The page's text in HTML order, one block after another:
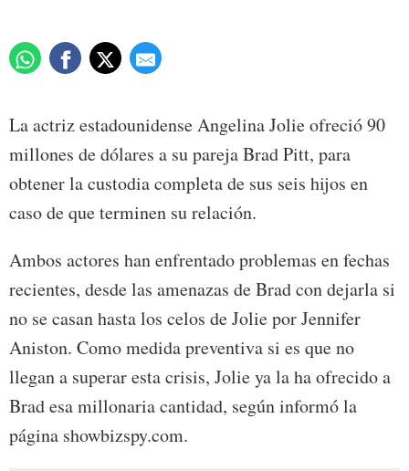
La actriz estadounidense Angelina Jolie ofreció 90
millones de dólares a su pareja Brad Pitt, para
obtener la custodia completa de sus seis hijos en
caso de que terminen su relación.
Ambos actores han enfrentado problemas en fechas
recientes, desde las amenazas de Brad con dejarla si
no se casan hasta los celos de Jolie por Jennifer
Aniston. Como medida preventiva si es que no
llegan a superar esta crisis, Jolie ya la ha ofrecido a
Brad esa millonaria cantidad, según informó la
página showbizspy.com.